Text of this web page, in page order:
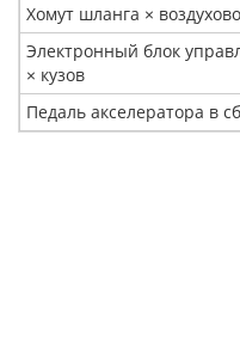
Хомут шланга ×
Электронный блок
× кузов
Педаль акселератора в